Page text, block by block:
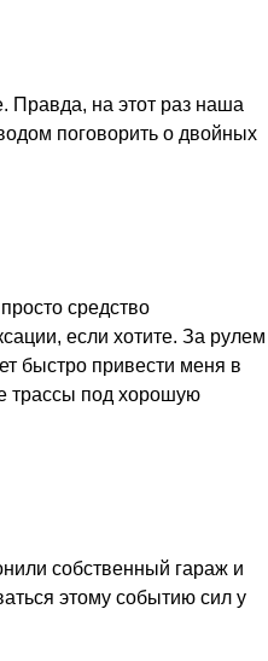
Правда, на этот раз наша
поговорить о двойных
средство
если хотите. За рулем
быстро привести меня в
трассы под хорошую
собственный гараж и
этому событию сил у